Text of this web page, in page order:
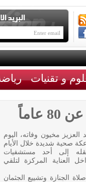
و تقنيات
العزيز مخيون وفاته، اليوم
صحية شديدة خلال الأيام
إلى أحد مستشفيات
العناية المركزة لتلقي
الجنازة وتشييع الجثمان